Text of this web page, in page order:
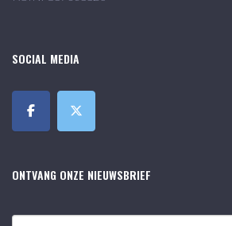
SOCIAL MEDIA
ONTVANG ONZE NIEUWSBRIEF